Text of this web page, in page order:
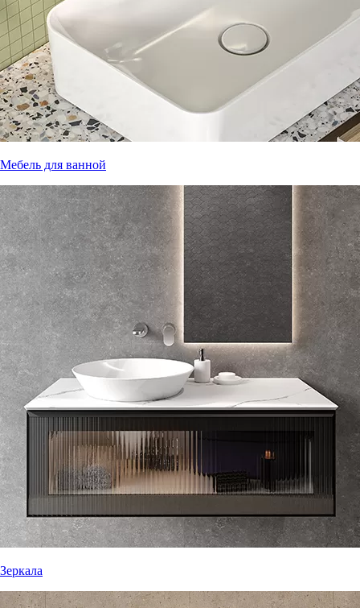
Мебель для ванной
Зеркала